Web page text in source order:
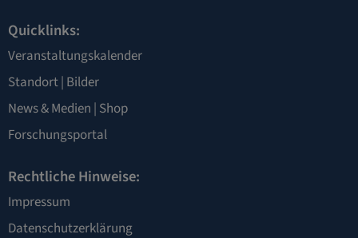
Quicklinks:
Veranstaltungskalender
Standort| Bilder
News & Medien | Shop
Forschungsportal
Rechtliche Hinweise:
Impressum
Datenschutzerklärung